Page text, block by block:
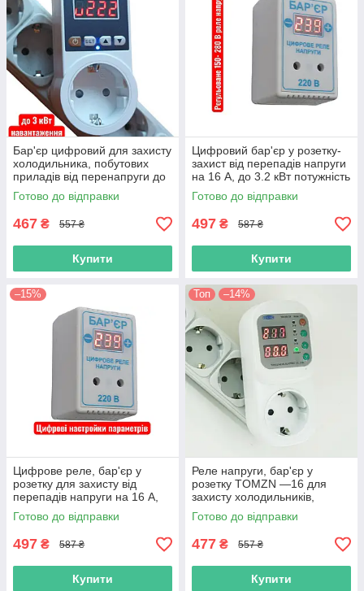
Бар'єр цифровий для захисту
холодильника, побутових
приладів від перенапруги до
3 кВт
Готово до відправки
467 ₴ 557 ₴
Купити
Цифровий бар'єр у розетку-
захист від перепадів напруги
на 16 А, до 3.2 кВт потужність
навантаження
Готово до відправки
497 ₴ 587 ₴
Купити
–15%
Цифрове реле, бар'єр у
розетку для захисту від
перепадів напруги на 16 А,
до 3.2 кВт потужність
навантаження
Готово до відправки
497 ₴ 587 ₴
Купити
Топ –14%
Реле напруги, бар'єр у
розетку TOMZN —16 для
захисту холодильників,
пральних машин та іншої
техніки, 16 А
Готово до відправки
477 ₴ 557 ₴
Купити